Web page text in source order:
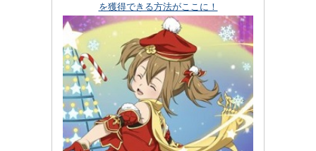
を獲得できる方法がここに！